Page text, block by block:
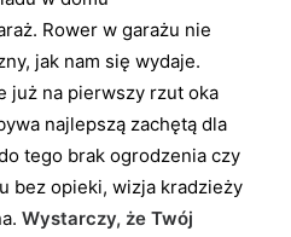
Rower w garażu nie
jak nam się wydaje.
już na pierwszy rzut oka
najlepszą zachętą dla
tego brak ogrodzenia czy
bez opieki, wizja kradzieży
Wystarczy, że Twój